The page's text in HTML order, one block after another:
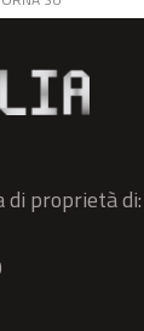
di proprietà di: